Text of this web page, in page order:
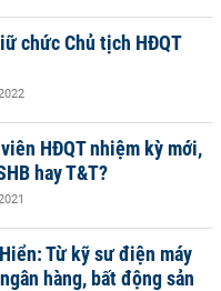
chức Chủ tịch HĐQT
HĐQT nhiệm kỳ mới,
hay T&T?
Từ kỹ sư điện máy
hàng, bất động sản